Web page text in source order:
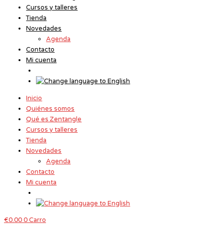
contenido
Cursos y talleres
Tienda
Novedades
Agenda
Contacto
Mi cuenta
Inicio
Quiénes somos
Qué es Zentangle
Cursos y talleres
Tienda
Novedades
Agenda
Contacto
Mi cuenta
€0.000Carro